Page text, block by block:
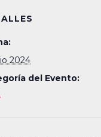
2024
del Evento: